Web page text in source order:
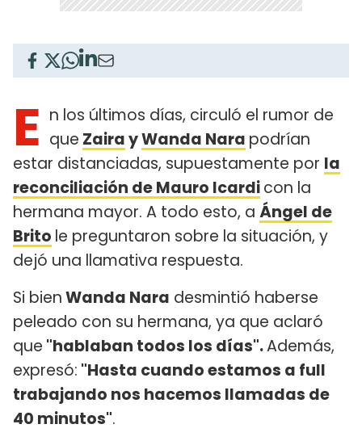
E n los últimos días, circuló el rumor de
que ZairayWanda Nara podrían
estar distanciadas, supuestamente por la
reconciliación de Mauro Icardicon la
hermana mayor. A todo esto, a Ángel de
Brito le preguntaron sobre la situación, y
dejó una llamativa respuesta.
Si bienWanda Nara desmintió haberse
peleado con su hermana, ya que aclaró
que "hablaban todos los días".Además,
expresó: "Hasta cuando estamos a full
trabajando nos hacemos llamadas de
40 minutos".